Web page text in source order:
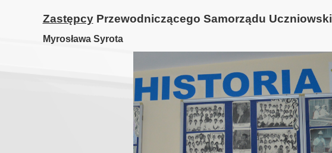
ZastępcyPrzewodniczącego Samorządu
Myrosława Syrota